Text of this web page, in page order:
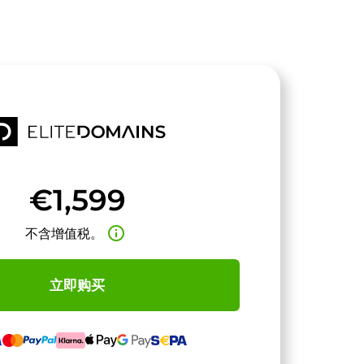
€1,599
不含增值税。 info_outline
立即购买